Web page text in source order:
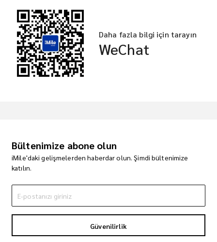
Daha fazla bilgi için tarayın
WeChat
Bültenimize abone olun
iMile'daki gelişmelerden haberdar olun. Şimdi bültenimize
katılın.
Güvenilirlik